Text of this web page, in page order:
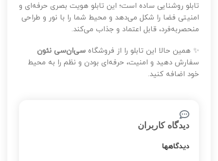
تابلو روشنایی ساده است؛ این تابلو هویت بصری حرفه‌ای و
امنیتی فضا را شکل می‌دهد و محیط شما را با نور و طراحی
منحصر‌به‌فرد، قابل اعتماد و جذاب می‌کند.
✨ همین حالا این تابلو را از فروشگاه سی‌ان‌سی نئون
سفارش دهید و امنیت، حرفه‌ای بودن و نظم را به محیط
خود اضافه کنید.
دیدگاه کاربران
دیدگاهها